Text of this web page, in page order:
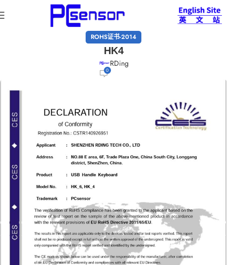
ROHS证书-2014
HK4
RDing
0